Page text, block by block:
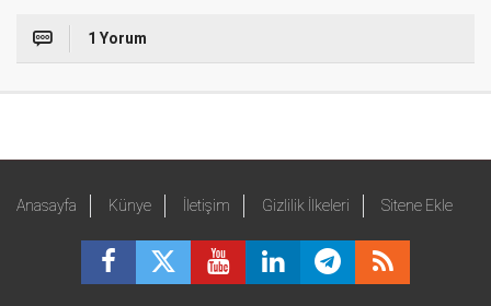
1 Yorum
Anasayfa Künye İletişim Gizlilik İlkeleri Sitene Ekle